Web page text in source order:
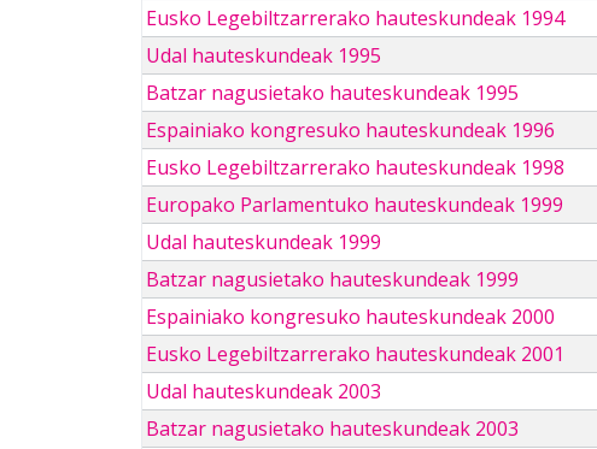
Eusko Legebiltzarrerako hauteskundeak 1994
Udal hauteskundeak 1995
Batzar nagusietako hauteskundeak 1995
Espainiako kongresuko hauteskundeak 1996
Eusko Legebiltzarrerako hauteskundeak 1998
Europako Parlamentuko hauteskundeak 1999
Udal hauteskundeak 1999
Batzar nagusietako hauteskundeak 1999
Espainiako kongresuko hauteskundeak 2000
Eusko Legebiltzarrerako hauteskundeak 2001
Udal hauteskundeak 2003
Batzar nagusietako hauteskundeak 2003